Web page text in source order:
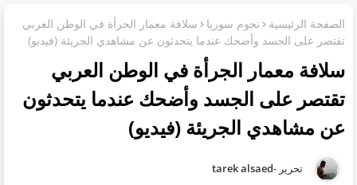
الصفحة الرئيسية نجوم سوريا
سلافة معمار الجرأة في الوطن العربي
تقتصر على الجسد وأضحك عندما يتحدثون عن مشاهدي الجريئة (فيديو)
سلافة معمار الجرأة في الوطن العربي
تقتصر على الجسد وأضحك عندما يتحدثون
عن مشاهدي الجريئة (فيديو)
tarek alsaed